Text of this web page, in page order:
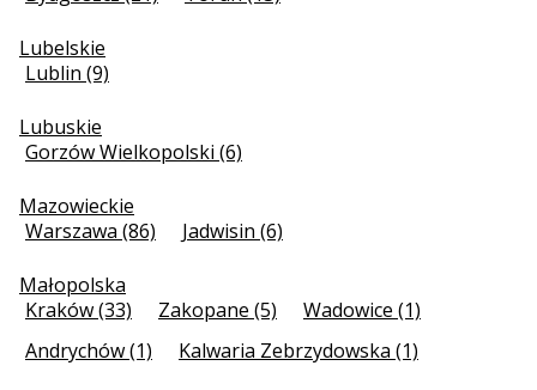
Lubelskie
Lublin (9)
Lubuskie
Gorzów Wielkopolski (6)
Mazowieckie
Warszawa (86)
Jadwisin (6)
Małopolska
Kraków (33)
Zakopane (5)
Wadowice (1)
Andrychów (1)
Kalwaria Zebrzydowska (1)